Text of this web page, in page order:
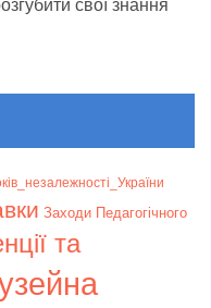
свої знання
Заходи Педагогічного
та